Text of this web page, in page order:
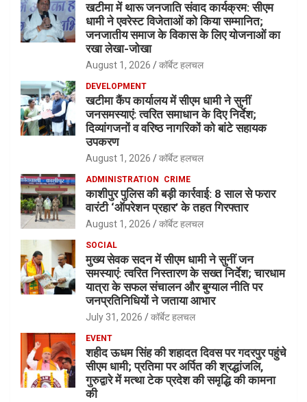
खटीमा में थारू जनजाति संवाद कार्यक्रम: सीएम
धामी ने एवरेस्ट विजेताओं को किया सम्मानित;
जनजातीय समाज के विकास के लिए योजनाओं का
रखा लेखा-जोखा
August 1, 2026 कॉर्बेट हलचल
DEVELOPMENT
खटीमा कैंप कार्यालय में सीएम धामी ने सुनीं
जनसमस्याएं: त्वरित समाधान के दिए निर्देश;
दिव्यांगजनों व वरिष्ठ नागरिकों को बांटे सहायक
उपकरण
August 1, 2026 कॉर्बेट हलचल
ADMINISTRATION CRIME
काशीपुर पुलिस की बड़ी कार्रवाई: 8 साल से फरार
वारंटी ‘ऑपरेशन प्रहार’ के तहत गिरफ्तार
August 1, 2026 कॉर्बेट हलचल
SOCIAL
मुख्य सेवक सदन में सीएम धामी ने सुनीं जन
समस्याएं: त्वरित निस्तारण के सख्त निर्देश; चारधाम
यात्रा के सफल संचालन और बुग्याल नीति पर
जनप्रतिनिधियों ने जताया आभार
July 31, 2026 कॉर्बेट हलचल
EVENT
शहीद ऊधम सिंह की शहादत दिवस पर गदरपुर पहुंचे
सीएम धामी; प्रतिमा पर अर्पित की श्रद्धांजलि,
गुरुद्वारे में मत्था टेक प्रदेश की समृद्धि की कामना
की